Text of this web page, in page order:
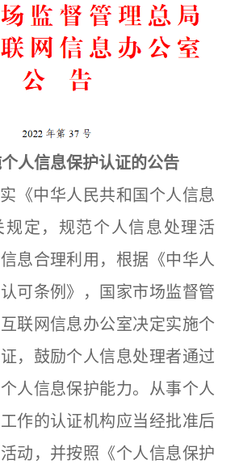
人信息保护认证的公告
中华人民共和国个人信息
定，规范个人信息处理活
息合理利用，根据《中华人
可条例》，国家市场监督管
联网信息办公室决定实施个
，鼓励个人信息处理者通过
人信息保护能力。从事个人
作的认证机构应当经批准后
动，并按照《个人信息保护